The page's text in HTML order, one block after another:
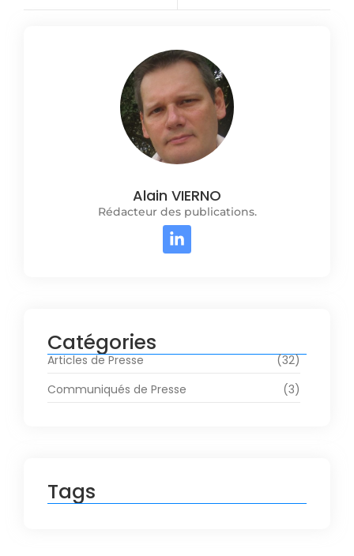
Alain VIERNO
Rédacteur des publications.
Catégories
Articles de Presse
(32)
Communiqués de Presse
(3)
Tags